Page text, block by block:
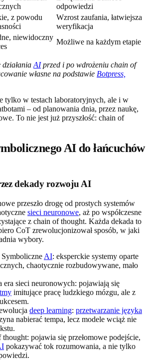
odpowiedzi
z powodu
Wzrost zaufania, łatwiejsza
weryfikacja
niewidoczny
Możliwe na każdym etapie
AIprzed i po wdrożeniu chain of
własne na podstawie Botpress,
tylko w testach laboratoryjnych, ale i w
– od planowania dnia, przez naukę,
To nie jest już przyszłość: chain of
AI do łańcuchów
dekady rozwoju AI
przeszło drogę od prostych systemów
sieci neuronowe, aż po współczesne
z chain of thought. Każda dekada to
CoT zrewolucjonizował sposób, w jaki
wybory.
Symboliczne AI: eksperckie systemy oparte
chaotycznie rozbudowywane, mało
era sieci neuronowych: pojawiają się
imitujące pracę ludzkiego mózgu, ale z
deep learning: przetwarzanie języka
nabierać tempa, lecz modele wciąż nie
pojawia się przełomowe podejście,
pokazywać tok rozumowania, a nie tylko